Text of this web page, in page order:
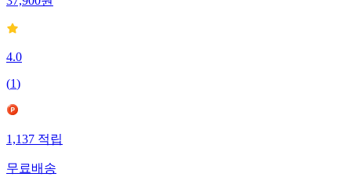
37,900원
4.0
(1)
1,137적립
무료배송